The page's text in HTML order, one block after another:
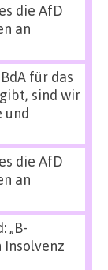
die AfD
an
für das
sind wir
und
die AfD
an
„B-
Insolvenz